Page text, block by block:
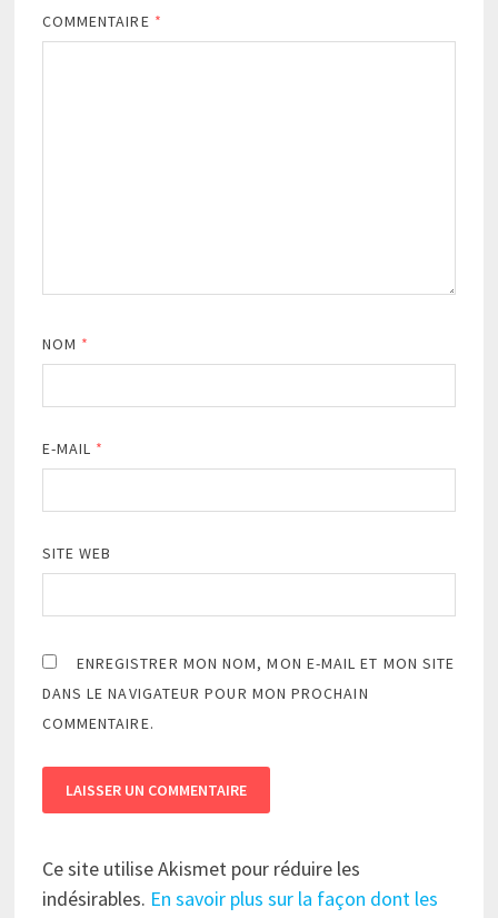
COMMENTAIRE *
NOM *
E-MAIL *
SITE WEB
ENREGISTRER MON NOM, MON E-MAIL ET MON SITE
DANS LE NAVIGATEUR POUR MON PROCHAIN
COMMENTAIRE.
Ce site utilise Akismet pour réduire les
indésirables. En savoir plus sur la façon dont les